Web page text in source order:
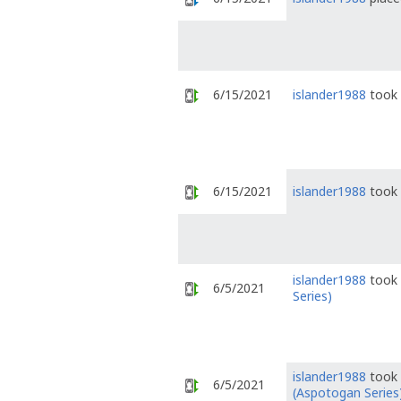
6/15/2021 islander1988
6/15/2021 islander1988
6/5/2021 islander1988
Series)
6/5/2021 islander1988
(Aspotogan